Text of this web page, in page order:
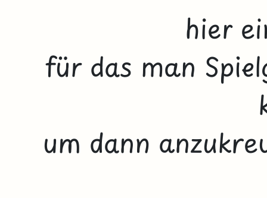
hier
für das man
um dann